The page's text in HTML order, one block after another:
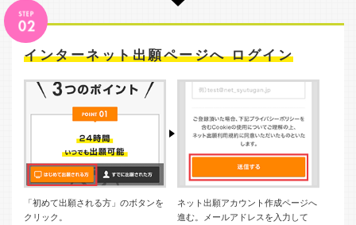
インターネット出願ページへ ログイン
「初めて出願される方」のボタンを
クリック。
ネット出願アカウント作成ページへ
進む。メールアドレスを入力して